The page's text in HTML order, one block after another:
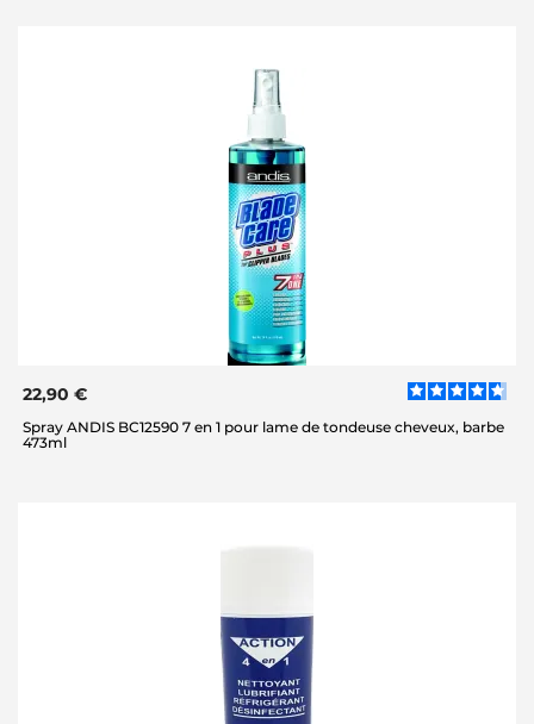
22,90 €
Spray ANDIS BC12590 7 en 1 pour lame de tondeuse cheveux, barbe
473ml